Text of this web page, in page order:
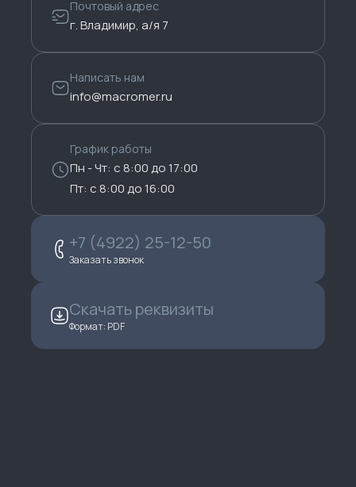
Почтовый адрес
г. Владимир, а/я 7
Написать нам
info@macromer.ru
График работы
Пн - Чт: с 8:00 до 17:00
Пт: с 8:00 до 16:00
+7 (4922) 25-12-50
Заказать звонок
Скачать реквизиты
Формат: PDF